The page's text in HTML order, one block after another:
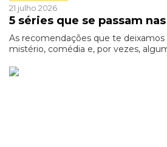
21 julho 2026
5 séries que se passam
As recomendações que te
mistério, comédia e, por vezes,